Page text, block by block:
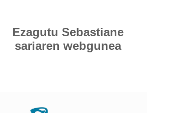
Ezagutu Sebastiane
sariaren webgunea